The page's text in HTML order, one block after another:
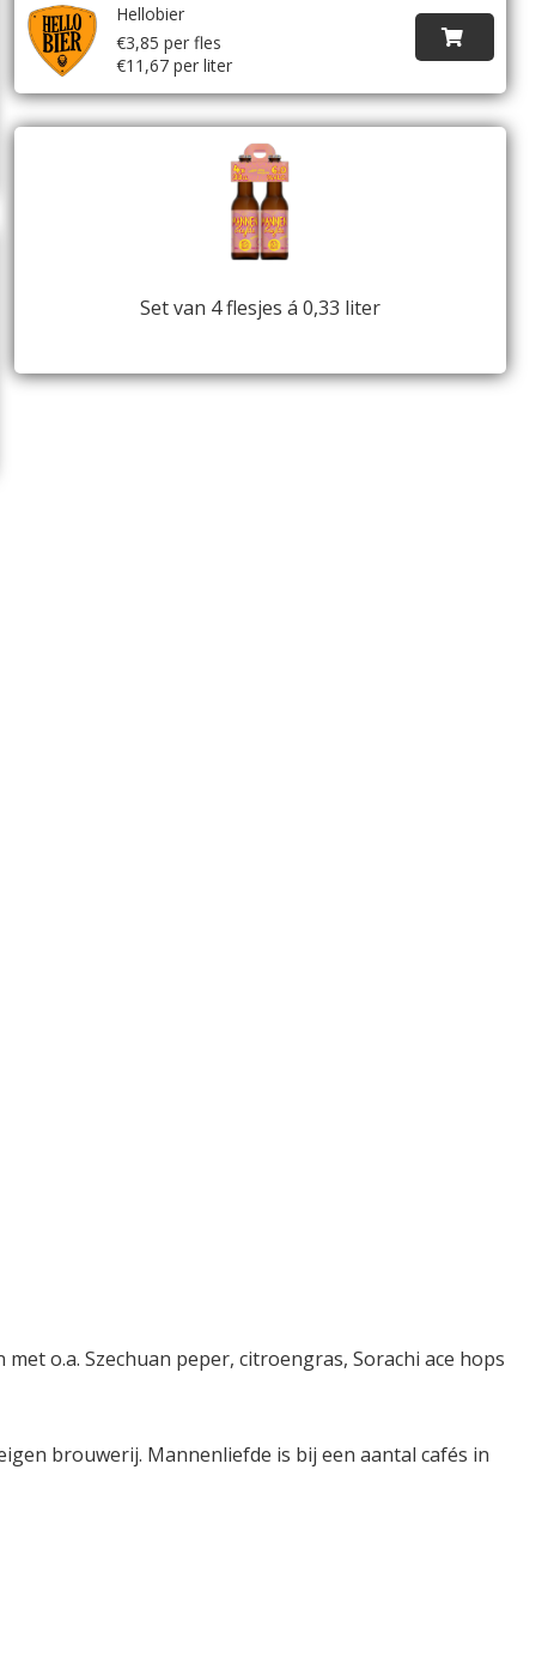
Hellobier
€3,85 per fles
€11,67 per liter
Set van 4 flesjes á 0,33 liter
o.a. Szechuan peper, citroengras, Sorachi ace hops
brouwerij. Mannenliefde is bij een aantal cafés in